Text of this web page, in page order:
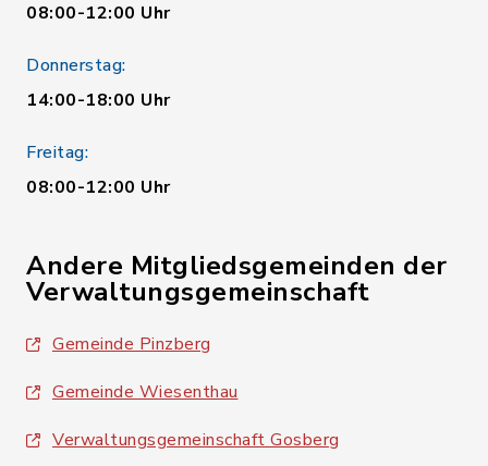
08:00-12:00 Uhr
Donnerstag:
14:00-18:00 Uhr
Freitag:
08:00-12:00 Uhr
Andere Mitgliedsgemeinden der
Verwaltungsgemeinschaft
Gemeinde Pinzberg
Gemeinde Wiesenthau
Verwaltungsgemeinschaft Gosberg